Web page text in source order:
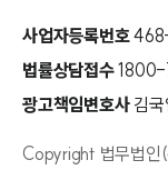
사업자등록번호
법률상담접수
광고책임변호사 김국
Copyright 법무법인